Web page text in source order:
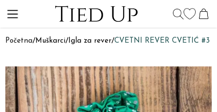
Početna/Muškarci/Igla za rever/CVETNI REVER CVETIĆ #3